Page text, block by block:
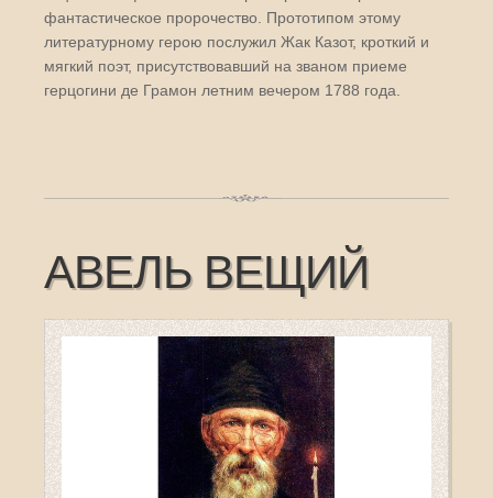
фантастическое пророчество. Прототипом этому
литературному герою послужил Жак Казот, кроткий и
мягкий поэт, присутствовавший на званом приеме
герцогини де Грамон летним вечером 1788 года.
АВЕЛЬ ВЕЩИЙ